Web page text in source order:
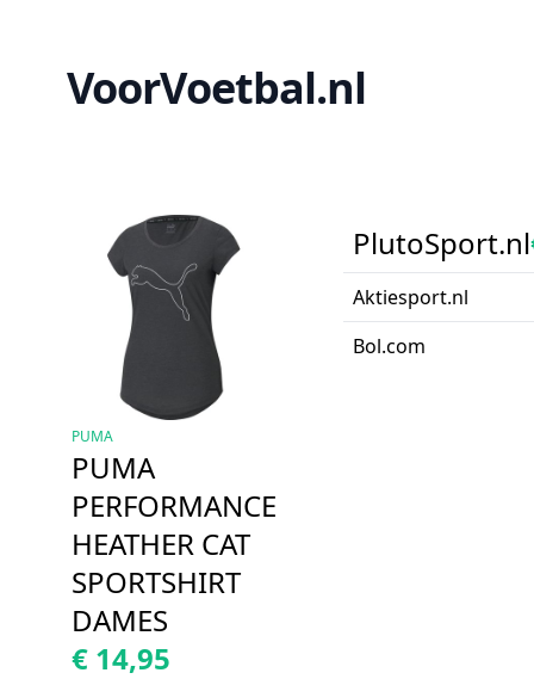
VoorVoetbal.nl
PUMA
PUMA
PERFORMANCE
HEATHER CAT
SPORTSHIRT
DAMES
€ 14,95
PlutoSport.nl
Aktiesport.nl
Bol.com